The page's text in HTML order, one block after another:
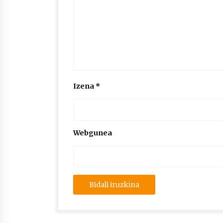
Izena *
Webgunea